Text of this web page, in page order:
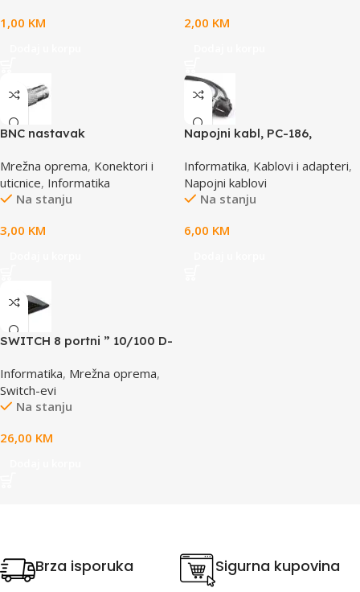
1,00 KM
2,00 KM
BNC nastavak
Mrežna oprema, Konektori i
uticnice, Informatika
Na stanju
3,00 KM
Napojni kabl, PC-186,
Informatika, Kablovi i adapteri,
Napojni kablovi
Na stanju
6,00 KM
SWITCH 8 portni ” 10/100 D-
Informatika, Mrežna oprema,
Switch-evi
Na stanju
26,00 KM
Brza isporuka Sigurna kupovina